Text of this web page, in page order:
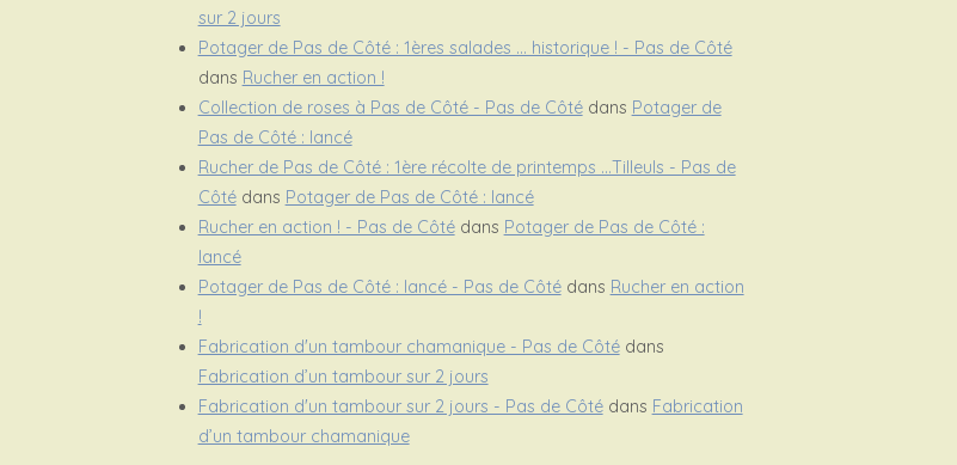
sur 2 jours
Potager de Pas de Côté : 1ères salades ... historique ! - Pas de Côté
dans Rucher en action !
Collection de roses à Pas de Côté - Pas de Côtédans Potager de
Pas de Côté : lancé
Rucher de Pas de Côté : 1ère récolte de printemps ...Tilleuls - Pas de
Côtédans Potager de Pas de Côté : lancé
Rucher en action ! - Pas de Côtédans Potager de Pas de Côté :
lancé
Potager de Pas de Côté : lancé - Pas de Côtédans Rucher en action
!
Fabrication d'un tambour chamanique - Pas de Côtédans
Fabrication d’un tambour sur 2 jours
Fabrication d'un tambour sur 2 jours - Pas de Côtédans Fabrication
d’un tambour chamanique